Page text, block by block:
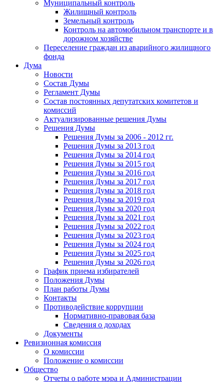
Муниципальный контроль
Жилищный контроль
Земельный контроль
Контроль на автомобильном транспорте и в
дорожном хозяйстве
Переселение граждан из аварийного жилищного
фонда
Дума
Новости
Состав Думы
Регламент Думы
Состав постоянных депутатских комитетов и
комиссий
Актуализированные решения Думы
Решения Думы
Решения Думы за 2006 - 2012 гг.
Решения Думы за 2013 год
Решения Думы за 2014 год
Решения Думы за 2015 год
Решения Думы за 2016 год
Решения Думы за 2017 год
Решения Думы за 2018 год
Решения Думы за 2019 год
Решения Думы за 2020 год
Решения Думы за 2021 год
Решения Думы за 2022 год
Решения Думы за 2023 год
Решения Думы за 2024 год
Решения Думы за 2025 год
Решения Думы за 2026 год
График приема избирателей
Положения Думы
План работы Думы
Контакты
Противодействие коррупции
Нормативно-правовая база
Сведения о доходах
Документы
Ревизионная комиссия
О комиссии
Положение о комиссии
Общество
Отчеты о работе мэра и Администрации